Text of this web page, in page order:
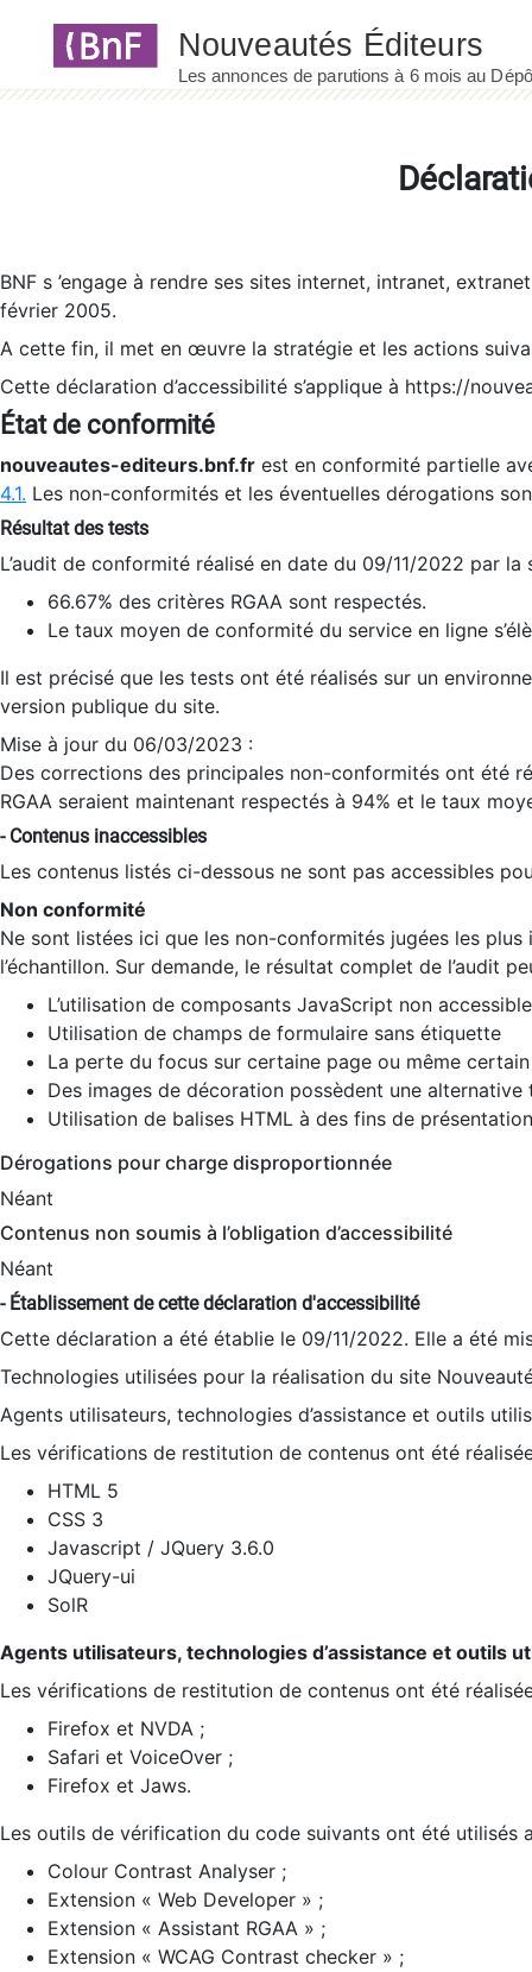
BNF s ’engage à rendre ses sites internet, intranet,
février 2005.
A cette fin, il met en œuvre la stratégie et les actions
Cette déclaration d’accessibilité s’applique à https://
État de conformité
nouveautes-editeurs.bnf.fr est en conformité partielle
4.1. Les non-conformités et les éventuelles dérogations
Résultat des tests
L’audit de conformité réalisé en date du 09/11/2022 par
66.67% des critères RGAA sont respectés.
Le taux moyen de conformité du service en ligne
Il est précisé que les tests ont été réalisés sur un
version publique du site.
Mise à jour du 06/03/2023 :
Des corrections des principales non-conformités ont été
RGAA seraient maintenant respectés à 94% et le taux
- Contenus inaccessibles
Les contenus listés ci-dessous ne sont pas accessibles
Non conformité
Ne sont listées ici que les non-conformités jugées les
l’échantillon. Sur demande, le résultat complet de l’audit
L’utilisation de composants JavaScript non
Utilisation de champs de formulaire sans étiquette
La perte du focus sur certaine page ou même
Des images de décoration possèdent une alternative
Utilisation de balises HTML à des fins de
Dérogations pour charge disproportionnée
Néant
Contenus non soumis à l’obligation d’accessibilité
Néant
- Établissement de cette déclaration d'accessibilité
Cette déclaration a été établie le 09/11/2022. Elle a été
Technologies utilisées pour la réalisation du site
Agents utilisateurs, technologies d’assistance et outils
Les vérifications de restitution de contenus ont été
HTML 5
CSS 3
Javascript / JQuery 3.6.0
JQuery-ui
SolR
Agents utilisateurs, technologies d’assistance et outils
Les vérifications de restitution de contenus ont été
Firefox et NVDA ;
Safari et VoiceOver ;
Firefox et Jaws.
Les outils de vérification du code suivants ont été utilisés
Colour Contrast Analyser ;
Extension « Web Developer » ;
Extension « Assistant RGAA » ;
Extension « WCAG Contrast checker » ;